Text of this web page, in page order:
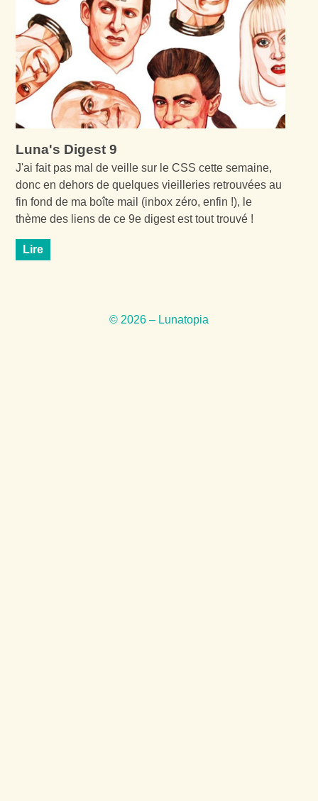
Luna's Digest 9
J'ai fait pas mal de veille sur le CSS cette semaine,
donc en dehors de quelques vieilleries retrouvées au
fin fond de ma boîte mail (inbox zéro, enfin !), le
thème des liens de ce 9e digest est tout trouvé !
Lire
© 2026 – Lunatopia